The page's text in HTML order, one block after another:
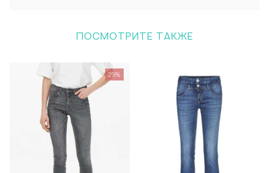
ПОСМОТРИТЕ ТАКЖЕ
29%